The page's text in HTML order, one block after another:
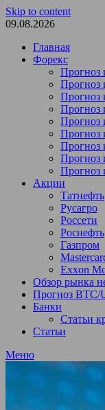
Skip to content
09.08.2026
Главная
Форекс
Прогноз
Прогноз
Прогноз
Прогноз
Прогноз
Прогноз
Прогноз
Прогноз
Прогноз
Акции
Татнефть
Русагро
Россети
Роснефть
Газпром
Exxon
Обзор рынка
Прогноз BTC/
Банки
Статьи
Статьи
Меню